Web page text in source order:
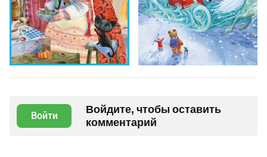
Войти
Войдите, чтобы оставить
комментарий